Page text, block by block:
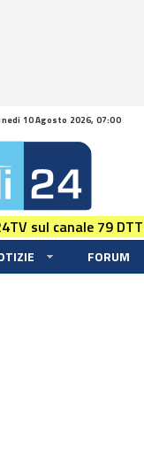
10 Agosto 2026, 07:00
sul canale 79
FORUM